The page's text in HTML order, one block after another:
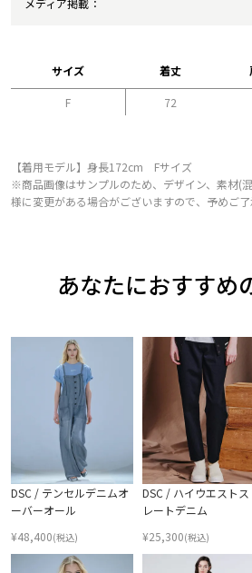
メディア掲載
サイズ 着丈
F 72
【着用モデル】身長172cm Fサイズ
※商品画像はサンプルのため、デザイン、素材(
様に変更がある場合がございますので、予めご了
あなたにおすすめ
DSC / テンセルデニムオ
ーバーオール
¥48,400(税込)
DSC / ハイウエストス
レートデニム
¥25,300(税込)